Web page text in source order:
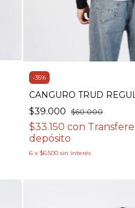
-35%
CANGURO TRUD
$39.000 $60.000
$33.150 con
depósito
6 x $6.500 sin interés